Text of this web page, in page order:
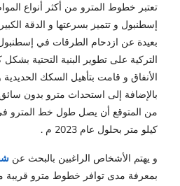
تعتبر خطوط المترو من أكثر أنواع
إسطنبول و تتميز بسرعتها و الدقة
بعيدة عن ازدحام الطرقات في
التركية على تطوير البنية التحتية
الأنفاق و قامت بتأهيل السكك
بالإضافة إلى استحداث مترو بدون
من المتوقع أن يصل طول خط المترو
كيلو متر بحلول عام 2023 م .
و يهتم الأشخاص الراغبين بالبحث عن
بمعرفة مدى توافر خطوط مترو قريبة